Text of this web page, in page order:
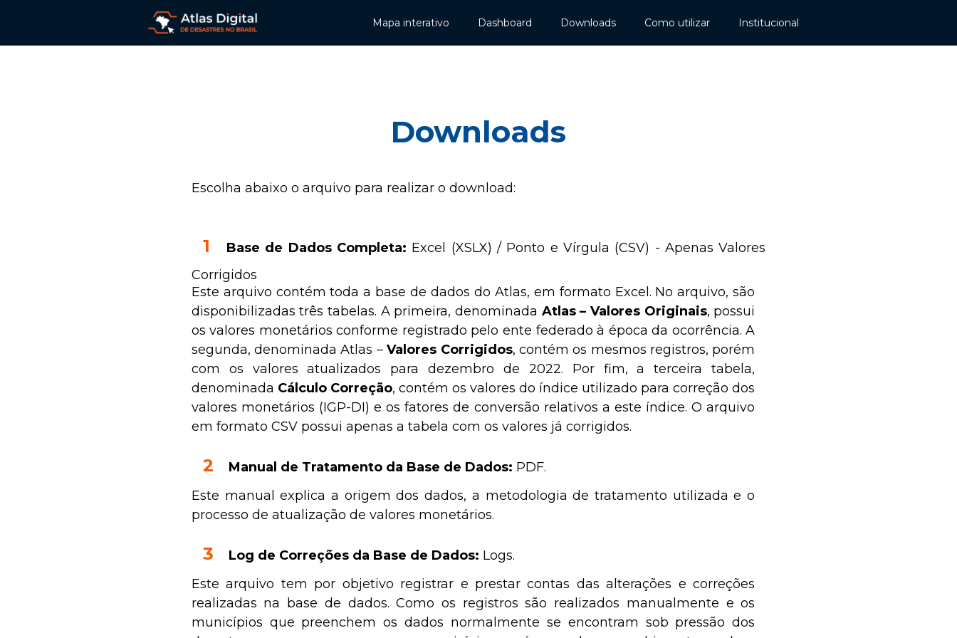
Mapa interativo Dashboard Downloads Como utilizar Institucional
Downloads
Escolha abaixo o arquivo para realizar o download:
Base de Dados Completa: Excel (XSLX) / Ponto e Vírgula (CSV) - Apenas Valores
Corrigidos
Este arquivo contém toda a base de dados do Atlas, em formato Excel. No arquivo, são
disponibilizadas três tabelas. A primeira, denominada Atlas – Valores Originais, possui
os valores monetários conforme registrado pelo ente federado à época da ocorrência. A
segunda, denominada Atlas –Valores Corrigidos, contém os mesmos registros, porém
com os valores atualizados para dezembro de 2022. Por fim, a terceira tabela,
denominada Cálculo Correção, contém os valores do índice utilizado para correção dos
valores monetários (IGP-DI) e os fatores de conversão relativos a este índice. O arquivo
em formato CSV possui apenas a tabela com os valores já corrigidos.
Manual de Tratamento da Base de Dados: PDF.
Este manual explica a origem dos dados, a metodologia de tratamento utilizada e o
processo de atualização de valores monetários.
Log de Correções da Base de Dados: Logs.
Este arquivo tem por objetivo registrar e prestar contas das alterações e correções
realizadas na base de dados. Como os registros são realizados manualmente e os
municípios que preenchem os dados normalmente se encontram sob pressão dos